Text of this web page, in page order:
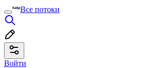
Все потоки
Войти